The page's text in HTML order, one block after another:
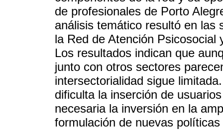
de profesionales de Porto
análisis temático resultó en las
la Red de Atención
Los resultados indican que
junto con otros sectores
intersectorialidad sigue
dificulta la inserción de
necesaria la inversión en la
formulación de nuevas